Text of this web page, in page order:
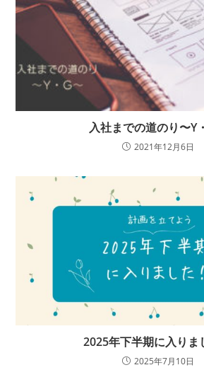
入社までの道のり〜Y
2021年12月6日
2025年下半期に入りま
2025年7月10日